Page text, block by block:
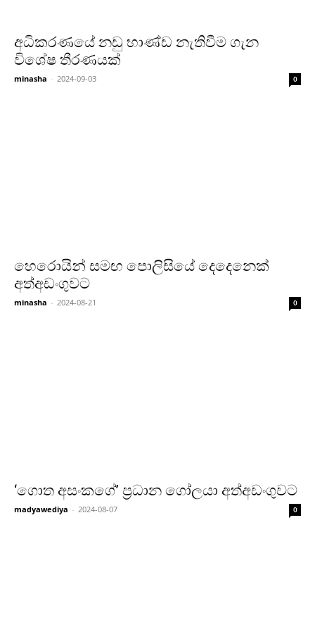
අධිකරණයේ නඩු භාණ්ඩ නැතිවීම ගැන
විශේෂ තීරණයක්
minasha - 2024-09-03 0
හෙරොයින් සමඟ පොලිසියේ දෙදෙනෙක්
අත්අඩංගුවට
minasha - 2024-08-21 0
‘ගොත අසංකගේ’ ප්‍රධාන ගෝලයා අත්අඩංගුවට
madyawediya - 2024-08-07 0